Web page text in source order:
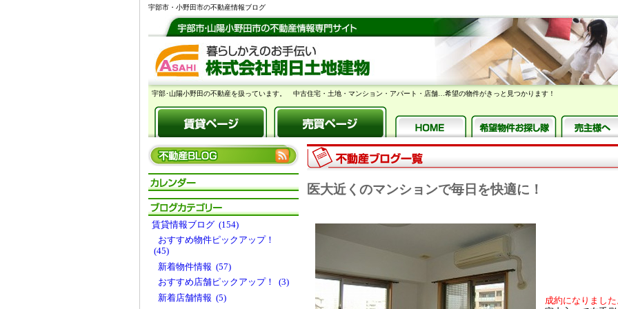
宇部市・小野田市の不動産情報ブログ
宇部･山陽小野田の不動産を扱っています。 中古住宅・土地・マンション・アパート・店舗…希望の物件がきっと見つかります！
医大近くのマンションで毎日を快適に！
成約になりました
賃貸情報ブログ (154)
おすすめ物件ピックアップ！
(45)
新着物件情報 (57)
おすすめ店舗ピックアップ！ (3)
新着店舗情報 (5)